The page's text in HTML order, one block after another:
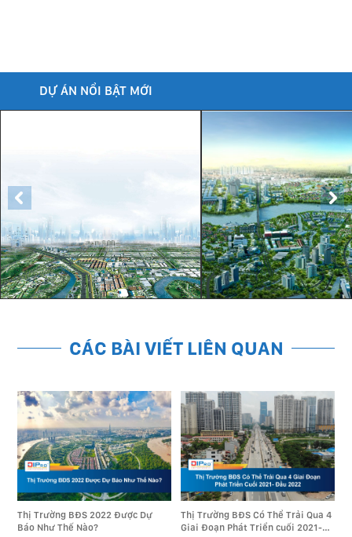
DỰ ÁN NỔI BẬT MỚI
11.1.2022 11.1.2022
CÁC BÀI VIẾT LIÊN QUAN
Thị Trường BĐS 2022 Được Dự
Báo Như Thế Nào?
Thị Trường BĐS Có Thể Trải Qua 4
Giai Đoạn Phát Triển cuối 2021-